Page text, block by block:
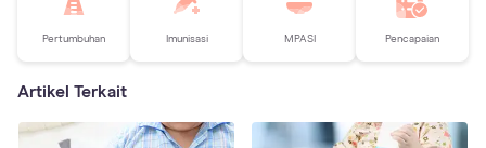
Pertumbuhan Imunisasi MPASI Pencapaian
Artikel Terkait